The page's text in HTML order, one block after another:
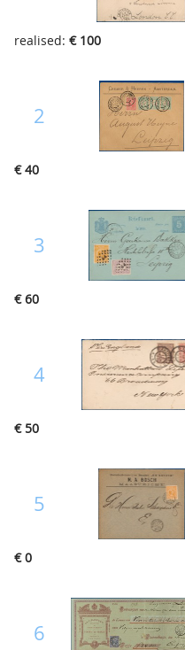
realised: € 100
2
€ 40
3
€ 60
4
€ 50
5
€ 0
6